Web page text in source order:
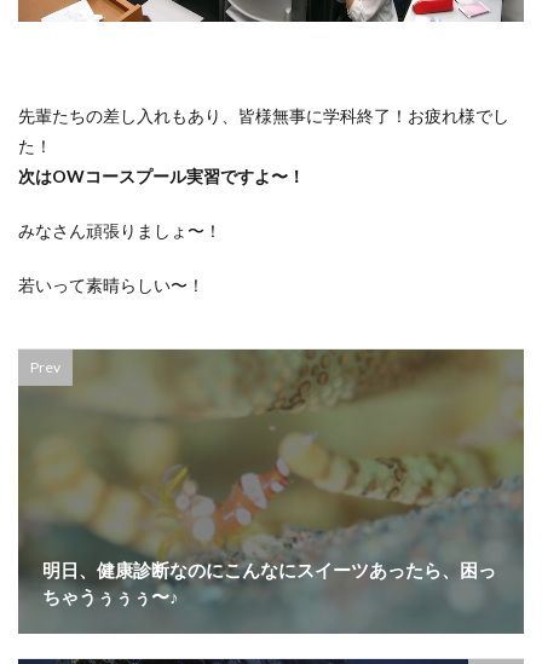
先輩たちの差し入れもあり、皆様無事に学科終了！お疲れ様でし
た！
次はOWコースプール実習ですよ〜！
みなさん頑張りましょ〜！
若いって素晴らしい〜！
Prev
明日、健康診断なのにこんなにスイーツあったら、困っ
ちゃうぅぅぅ〜♪